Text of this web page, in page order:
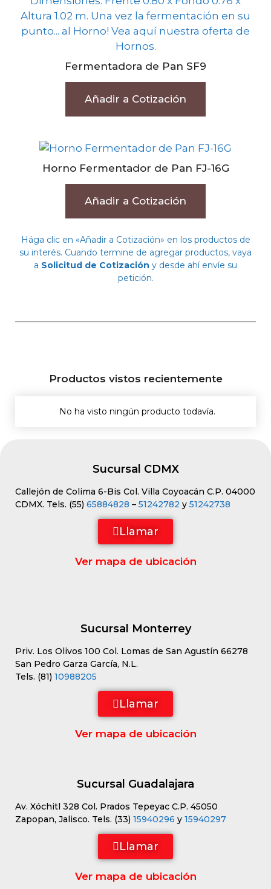
Fermentadora de Pan SF9
Añadir a Cotización
Horno Fermentador de Pan FJ-16G
Añadir a Cotización
Hága clic en «Añadir a Cotización» en los productos de
su interés. Cuando termine de agregar productos, vaya
a Solicitud de Cotización y desde ahí envíe su
petición.
Productos vistos recientemente
No ha visto ningún producto todavía.
Sucursal CDMX
Callejón de Colima 6-Bis Col. Villa Coyoacán C.P. 04000
CDMX. Tels. (55) 65884828 – 51242782 y 51242738
Llamar
Ver mapa de ubicación
Sucursal Monterrey
Priv. Los Olivos 100 Col. Lomas de San Agustín 66278
San Pedro Garza García, N.L.
Tels. (81) 10988205
Llamar
Ver mapa de ubicación
Sucursal Guadalajara
Av. Xóchitl 328 Col. Prados Tepeyac C.P. 45050
Zapopan, Jalisco. Tels. (33) 15940296 y 15940297
Llamar
Ver mapa de ubicación